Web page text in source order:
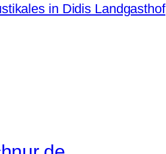
in Didis Landgasthof